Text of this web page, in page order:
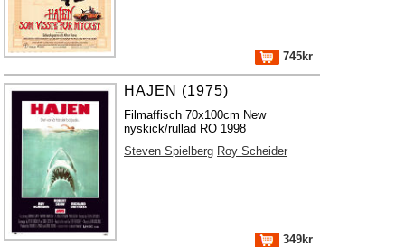
745kr
HAJEN (1975)
Filmaffisch 70x100cm New
nyskick/rullad RO 1998
Steven Spielberg Roy Scheider
349kr